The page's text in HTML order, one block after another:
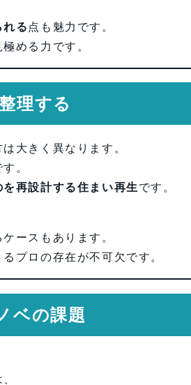
る 点も魅力です。
める力です。
理する
大きく異なります。
。
再設計する住まい再生 です。
ースもあります。
プロの存在が不可欠です。
ベの課題